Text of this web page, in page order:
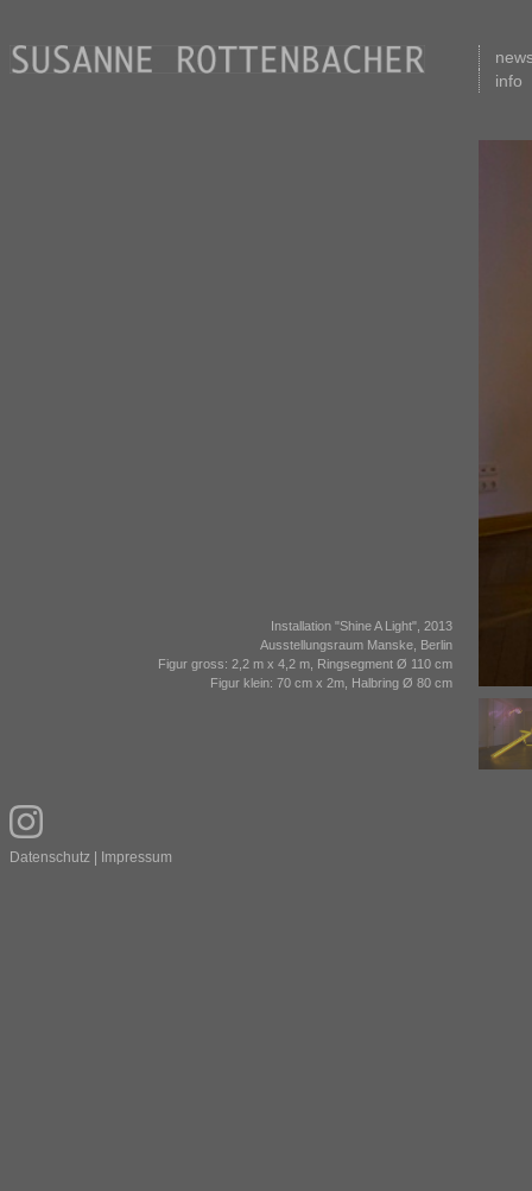
info
Installation "Shine A Light", 2013
Ausstellungsraum Manske, Berlin
Figur gross: 2,2 m x 4,2 m, Ringsegment Ø 110 cm
Figur klein: 70 cm x 2m, Halbring Ø 80 cm
Datenschutz Impressum